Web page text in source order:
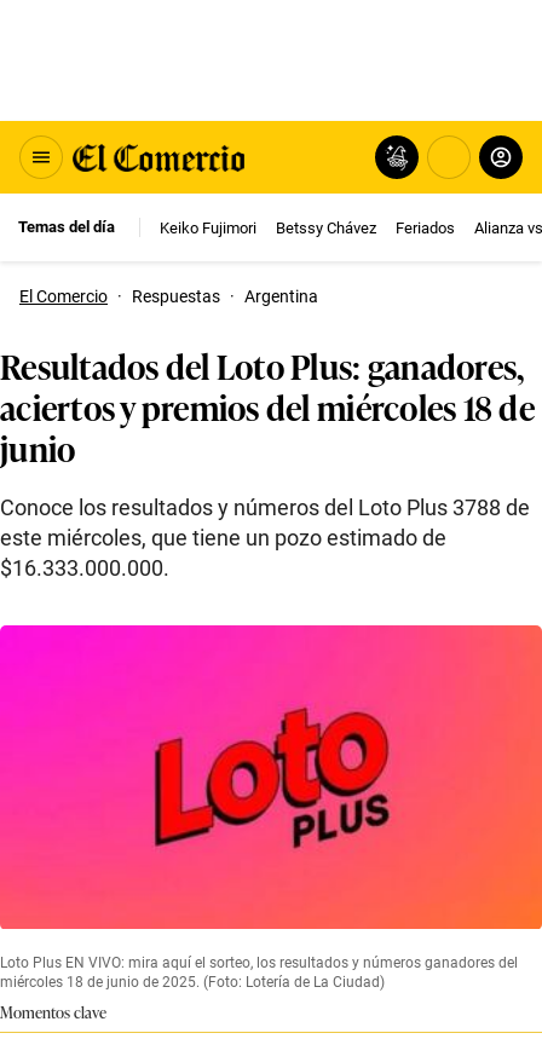
Temas del día Keiko Fujimori Betssy Chávez Feriados Alianza
El Comercio · Respuestas · Argentina
Resultados del Loto Plus: ganadores,
aciertos y premios del miércoles 18 de
junio
Conoce los resultados y números del Loto Plus 3788 de
este miércoles, que tiene un pozo estimado de
$16.333.000.000.
Loto Plus EN VIVO: mira aquí el sorteo, los resultados y números ganadores del
miércoles 18 de junio de 2025. (Foto: Lotería de La Ciudad)
Momentos clave